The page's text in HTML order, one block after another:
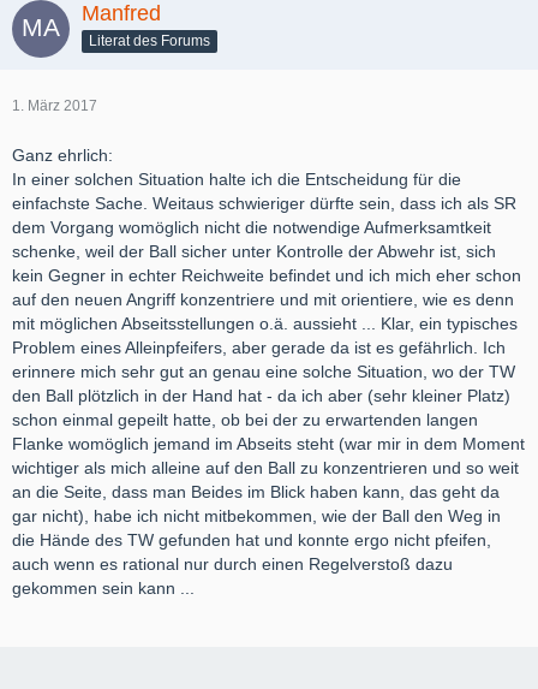
Manfred
Literat des Forums
1. März 2017
Ganz ehrlich:
In einer solchen Situation halte ich die Entscheidung für die
einfachste Sache. Weitaus schwieriger dürfte sein, dass ich als SR
dem Vorgang womöglich nicht die notwendige Aufmerksamtkeit
schenke, weil der Ball sicher unter Kontrolle der Abwehr ist, sich
kein Gegner in echter Reichweite befindet und ich mich eher schon
auf den neuen Angriff konzentriere und mit orientiere, wie es denn
mit möglichen Abseitsstellungen o.ä. aussieht ... Klar, ein typisches
Problem eines Alleinpfeifers, aber gerade da ist es gefährlich. Ich
erinnere mich sehr gut an genau eine solche Situation, wo der TW
den Ball plötzlich in der Hand hat - da ich aber (sehr kleiner Platz)
schon einmal gepeilt hatte, ob bei der zu erwartenden langen
Flanke womöglich jemand im Abseits steht (war mir in dem Moment
wichtiger als mich alleine auf den Ball zu konzentrieren und so weit
an die Seite, dass man Beides im Blick haben kann, das geht da
gar nicht), habe ich nicht mitbekommen, wie der Ball den Weg in
die Hände des TW gefunden hat und konnte ergo nicht pfeifen,
auch wenn es rational nur durch einen Regelverstoß dazu
gekommen sein kann ...